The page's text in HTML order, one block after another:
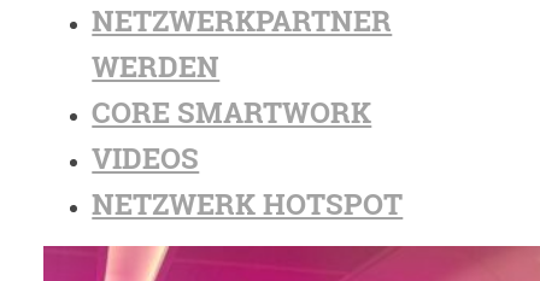
NETZWERKPARTNER
WERDEN
CORE SMARTWORK
VIDEOS
NETZWERK HOTSPOT